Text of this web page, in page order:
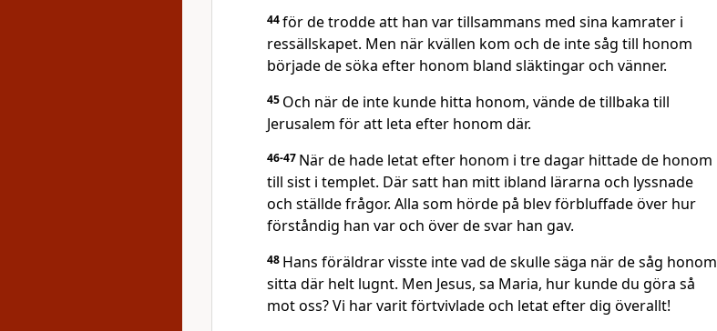
44för de trodde att han var tillsammans med sina kamrater i
ressällskapet. Men när kvällen kom och de inte såg till honom
började de söka efter honom bland släktingar och vänner.
45 Och när de inte kunde hitta honom, vände de tillbaka till
Jerusalem för att leta efter honom där.
46-47 När de hade letat efter honom i tre dagar hittade de honom
till sist i templet. Där satt han mitt ibland lärarna och lyssnade
och ställde frågor. Alla som hörde på blev förbluffade över hur
förståndig han var och över de svar han gav.
48 Hans föräldrar visste inte vad de skulle säga när de såg honom
sitta där helt lugnt. Men Jesus, sa Maria, hur kunde du göra så
mot oss? Vi har varit förtvivlade och letat efter dig överallt!